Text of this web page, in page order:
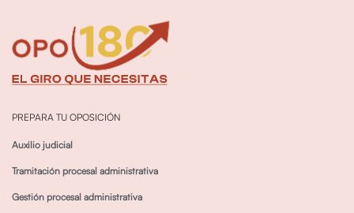
PREPARA TU OPOSICIÓN
Auxilio judicial
Tramitación procesal administrativa
Gestión procesal administrativa